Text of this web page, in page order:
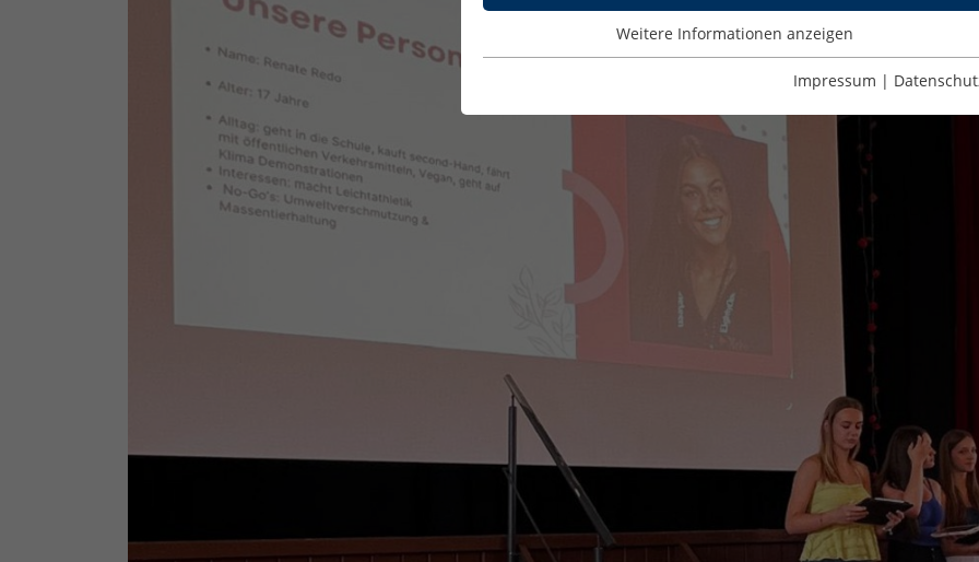
Weitere Informationen anzeigen
Impressum |